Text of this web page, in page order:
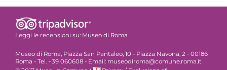
Leggi le recensioni su: Museo di Roma
Museo di Roma, Piazza San Pantaleo, 10 - Piazza Navona, 2 - 00186
Roma - Tel. +39 060608 - Email: museodiroma@comune.roma.it